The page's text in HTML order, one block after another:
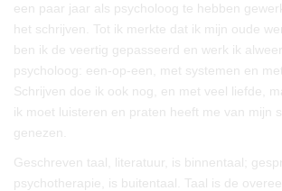
een paar jaar als psycholoog te hebben
het schrijven. Tot ik merkte dat ik mijn oude
ben ik de veertig gepasseerd en werk ik
psycholoog: een-op-een, met systemen en
Schrijven doe ik ook nog, en met veel liefde,
ik moet luisteren en praten heeft me van mijn
genezen.
Geschreven taal, literatuur, is binnentaal;
psychotherapie, is buitentaal. Taal is de